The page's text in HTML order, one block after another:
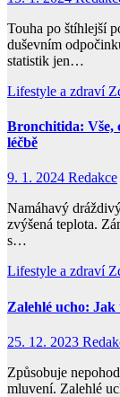
Touha po štíhlejší
duševním
statistik jen…
Lifestyle a zdraví
Bronchitida: Vše,
léčbě
9. 1. 2024 Redakce
Namáhavý
zvýšená teplota.
s…
Lifestyle a zdraví
Zalehlé ucho:
25. 12. 2023
Způsobuje
mluvení. Zalehlé